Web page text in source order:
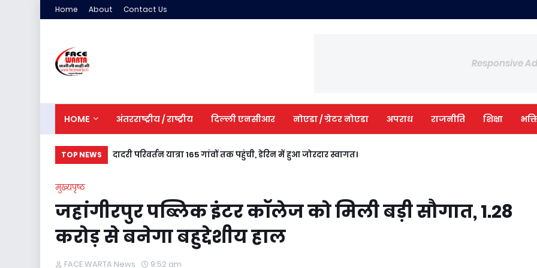
Home About Contact Us
Responsive
HOME अंतरराष्ट्रीय / राष्ट्रीय दिल्ली एनसीआर नोएडा / ग्रेटर नोएडा अपराध राजनीति शिक्षा
TOP NEWS दादरी परिवर्तन यात्रा 165 गांवों तक पहुंची, डेरिन में हुआ जोरदार स्वागत।
राष्ट्रीय विज्ञान केंद्र के शैक्षिक भ्रमण पर गए जीडी गोयंका पब्लिक स्कूल के विद्यार्थी
मुख्यपृष्ठ
जहांगीरपुर पब्लिक इंटर कॉलेज को मिली बड़ी सौगात, 1.28
करोड़ से बनेगा बहुद्देशीय हाल
FACE WARTA News 9:52 am